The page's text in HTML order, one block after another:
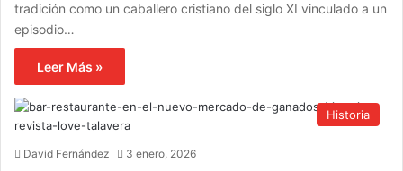
tradición como un caballero cristiano del siglo XI vinculado a un
episodio…
Leer Más »
Historia
David Fernández 3 enero, 2026